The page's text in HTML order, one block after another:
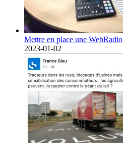
Mettre en place une WebRadio
2023-01-02